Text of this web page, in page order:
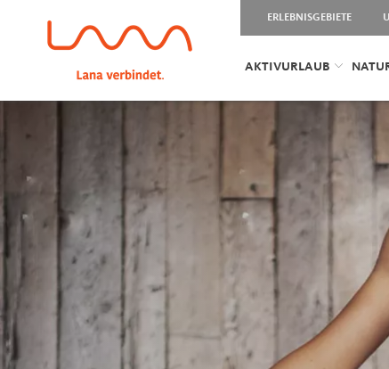
ERLEBNISGEBIETE
AKTIVURLAUB